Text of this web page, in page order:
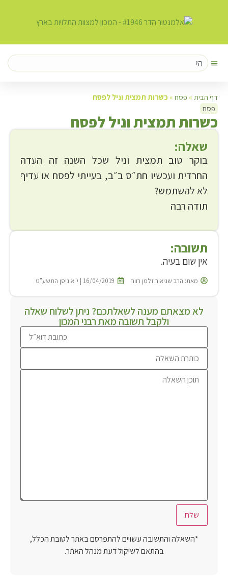
דף הבית » פסח » כשרות תמצית וניל לפסח
פסח
כשרות תמצית וניל לפסח
שאלה:
בוקר טוב תמצית וניל שכל השנה זה העדה
החרדית ועכשיו חת״ס ב״ב, בעייתי לפסח או עדיף
לא להשתמש?
תודה רבה
תשובה:
אין שום בעיה.
מאת: הרב שניאור זלמן רווח 16/04/2019 | י"א ניסן התשע"ט
לא מצאתם מענה לשאלתכם? ניתן לשלוח שאלה
ולקבל תשובה מאת רבני המכון
*השאלה והתשובה עשויים להתפרסם באתר לטובת הכלל,
בהתאם לשיקול דעת מנהל האתר.